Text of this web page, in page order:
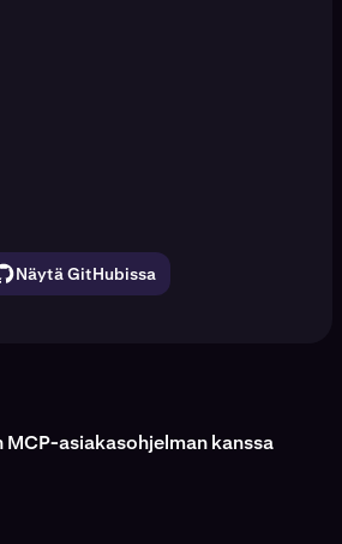
Näytä GitHubissa
MCP-asiakasohjelman kanssa